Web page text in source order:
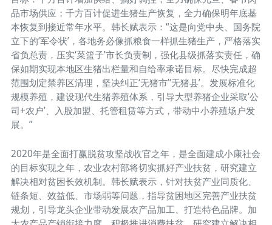
品市场供应；千方百计促进生猪生产恢复，全力确保明年底基
本恢复到接近常年水平。韩长赋表示：“这是向党中央、国务院
立下的‘军令状’，各地务必像抓粮食一样抓生猪生产，严格落实
省负总责，压实‘菜篮子’市长负责制，强化县级抓落实责任，确
保如期实现本地区生猪出栏量和自给率承诺目标。尽快完成超
范围划定禁养区清理，坚决纠正‘无猪市’‘无猪县’。发展标准化
规模养殖，建设现代生猪养殖体系，引导大型养猪企业采取‘公
司+农户’、入股加盟、托管租赁等方式，带动中小养殖场户发
展。”
2020年是全面打赢脱贫攻坚战收官之年，是全面建成小康社会
的目标实现之年，农业农村部将切实抓好产业扶贫，研究建立
解决相对贫困长效机制。韩长赋表示，针对扶贫产业同质化、
链条短、效益低、市场弱等问题，指导贫困地区完善产业扶贫
规划，引导龙头企业带动发展农产品加工、打造特色品牌。加